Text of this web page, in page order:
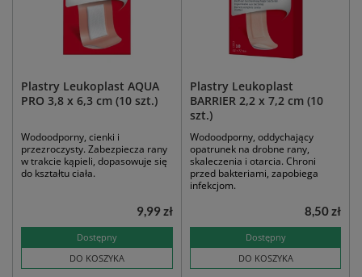
Plastry Leukoplast AQUA
PRO 3,8 x 6,3 cm (10 szt.)
Wodoodporny, cienki i
przezroczysty. Zabezpiecza rany
w trakcie kąpieli, dopasowuje się
do kształtu ciała.
Dostępny
DO KOSZYKA
9,99 zł
Plastry Leukoplast
BARRIER 2,2 x 7,2 cm (10
szt.)
Wodoodporny, oddychający
opatrunek na drobne rany,
skaleczenia i otarcia. Chroni
przed bakteriami, zapobiega
infekcjom.
Dostępny
DO KOSZYKA
8,50 zł